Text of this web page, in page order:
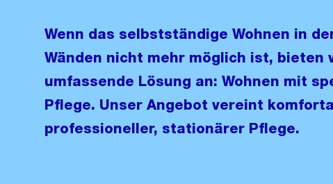
Wenn das selbstständige Wohnen in
Wänden nicht mehr möglich ist, bieten
umfassende Lösung an: Wohnen mit
Pflege. Unser Angebot vereint
professioneller, stationärer Pflege.